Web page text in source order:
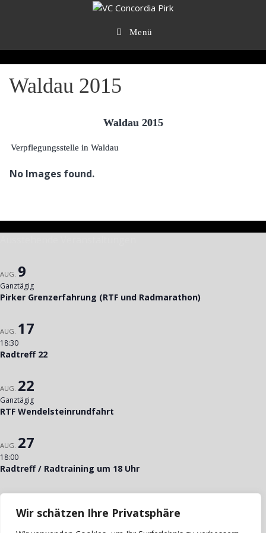
Wir schätzen Ihre Privatsphäre
Menü
Waldau 2015
Waldau 2015
Verpflegungsstelle in Waldau
No Images found.
AUG. 9
Ganztägig
Pirker Grenzerfahrung (RTF und Radmarathon)
AUG. 17
18:30
Radtreff 22
AUG. 22
Ganztägig
RTF Wendelsteinrundfahrt
AUG. 27
18:00
Radtreff / Radtraining um 18 Uhr
29
15:00